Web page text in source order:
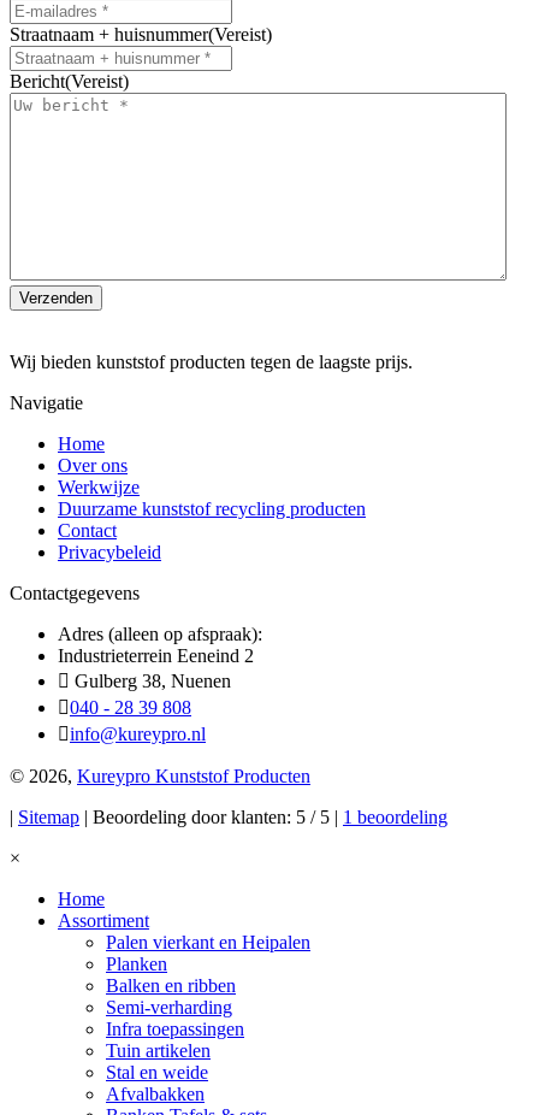
Straatnaam + huisnummer(Vereist)
Bericht(Vereist)
Wij bieden kunststof producten tegen de laagste prijs.
Navigatie
Home
Over ons
Werkwijze
Duurzame kunststof recycling producten
Contact
Privacybeleid
Contactgegevens
Adres (alleen op afspraak):
Industrieterrein Eeneind 2
Gulberg 38, Nuenen
040 - 28 39 808
info@kureypro.nl
© 2026, Kureypro Kunststof Producten
Sitemap | Beoordeling door klanten: 5 / 5 | 1 beoordeling
×
Home
Assortiment
Palen vierkant en Heipalen
Planken
Balken en ribben
Semi-verharding
Infra toepassingen
Tuin artikelen
Stal en weide
Afvalbakken